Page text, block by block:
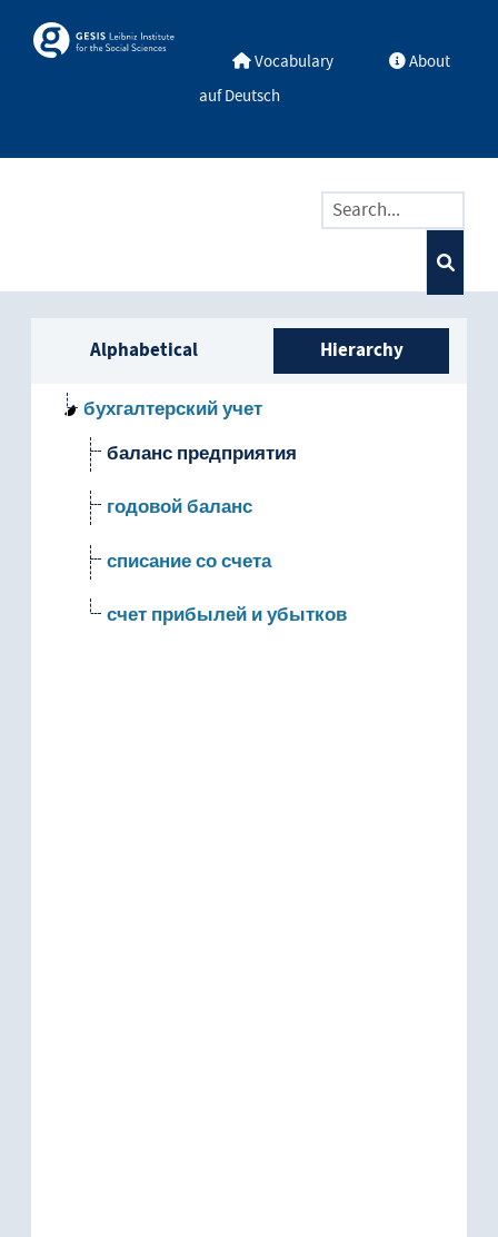
Skosmos Vocabulary
About
auf Deutsch
Sidebar listing: list and
Alphabetical Hierarchy
бухгалтерский учет
баланс предприятия
годовой баланс
списание со счета
счет прибылей и убытков